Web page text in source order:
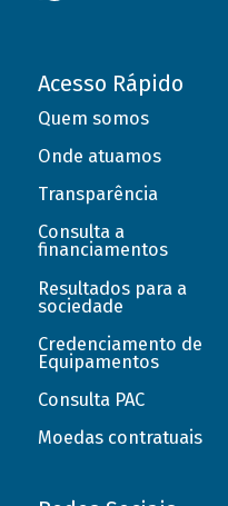
Acesso Rápido
Quem somos
Onde atuamos
Transparência
Consulta a
financiamentos
Resultados para a
sociedade
Credenciamento de
Equipamentos
Consulta PAC
Moedas contratuais